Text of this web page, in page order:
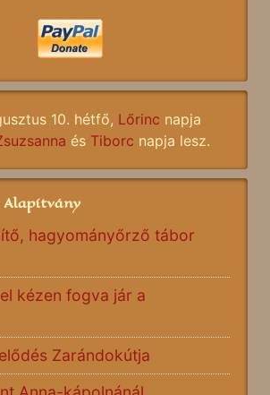
10. hétfő, Lőrinc napja
és Tiborc napja lesz.
Alapítvány
hagyományőrző tábor
kézen fogva jár a
Zarándokútja